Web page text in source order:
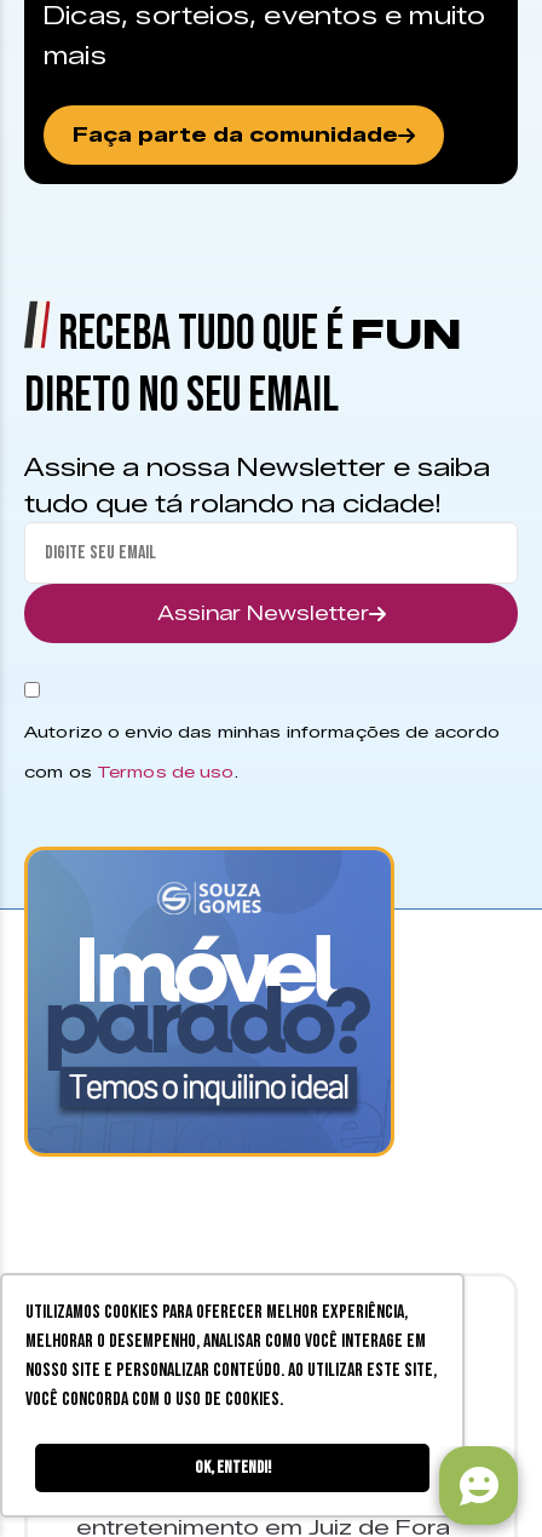
Utilizamos cookies para oferecer melhor experiência,
melhorar o desempenho, analisar como você interage em
nosso site e personalizar conteúdo. Ao utilizar este site,
você concorda com o uso de cookies.
Ok, entendi!
Dicas, sorteios, eventos e muito
mais
Faça parte da comunidade
RECEBA TUDO QUE É FUN
DIRETO NO SEU EMAIL
Assine a nossa Newsletter e saiba
tudo que tá rolando na cidade!
Assinar Newsletter
Autorizo o envio das minhas informações de acordo
com os Termos de uso.
O Zine Culturalé a melhor fonte
de informações sobre
entretenimento em Juiz de Fora